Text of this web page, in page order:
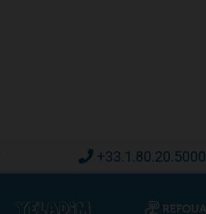
+33.1.80.20.5000